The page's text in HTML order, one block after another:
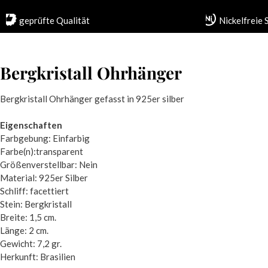
geprüfte Qualität Nickelfreie
Bergkristall Ohrhänger
Bergkristall Ohrhänger gefasst in 925er silber
Eigenschaften
Farbgebung: Einfarbig
Farbe(n):transparent
Größenverstellbar: Nein
Material: 925er Silber
Schliff: facettiert
Stein: Bergkristall
Breite: 1,5 cm.
Länge: 2 cm.
Gewicht: 7,2 gr.
Herkunft: Brasilien